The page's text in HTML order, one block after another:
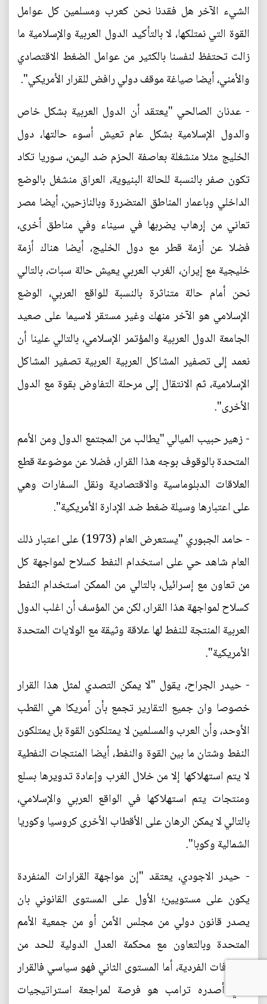
الشيء الآخر هل فقدنا نحن كعرب ومسلمين كل عوامل
القوة التي نمتلكها، لا بالتأكيد الدول العربية والإسلامية ما
زالت تحتفظ لنفسنا بالكثير من عوامل الضغط الاقتصادي
والأمني، أيضا صياغة موقف دولي رافض للقرار الأمريكي".
- عدنان الصالحي "يعتقد أن الدول العربية بشكل خاص
والدول الإسلامية بشكل عام تعيش أسوء حالتها، دول
الخليج مثلا منشغلة بعاصفة الحزم ضد اليمن، سوريا تكاد
تكون صفر بالنسبة للحالة البنيوية، العراق منشغل بالوضع
الداخلي وباعمار المناطق المتضررة وبالنازحين، أيضا مصر
تعاني من إرهاب يضربها في سيناء وفي مناطق أخرى،
فضلا عن أزمة قطر مع دول الخليج، أيضا هناك أزمة
خليجية مع إيران، الغرب العربي يعيش حالة سبات، بالتالي
نحن أمام حالة متناثرة بالنسبة للواقع العربي، الوضع
الإسلامي هو الآخر منهك وغير مستقر لاسيما على صعيد
الجامعة الدول العربية والمؤتمر الإسلامي، بالتالي علينا أن
نعمد إلى تصفير المشاكل العربية العربية تصفير المشاكل
الإسلامية، ثم الانتقال إلى مرحلة التفاوض بقوة مع الدول
الأخرى".
- زهير حبيب الميالي "يطالب من المجتمع الدول ومن الأمم
المتحدة بالوقوف بوجه هذا القرار، فضلا عن موضوعة قطع
العلاقات الدبلوماسية والاقتصادية ونقل السفارات وهي
على اعتبارها وسيلة ضغط ضد الإدارة الأمريكية".
- حامد الجبوري "يستعرض العام (1973) على اعتبار ذلك
العام شاهد حي على استخدام النفط كسلاح لمواجهة كل
من تعاون مع إسرائيل، بالتالي من الممكن استخدام النفط
كسلاح لمواجهة هذا القرار، لكن من المؤسف أن اغلب الدول
العربية المنتجة للنفط لها علاقة وثيقة مع الولايات المتحدة
الأمريكية".
- حيدر الجراح، يقول "لا يمكن التصدي لمثل هذا القرار
خصوصا وان جميع التقارير تجمع بأن أمريكا هي القطب
الأوحد، وأن العرب والمسلمين لا يمتلكون القوة بل يمتلكون
النفط وشتان ما بين القوة والنفط، أيضا المنتجات النفطية
لا يتم استهلاكها إلا من خلال الغرب وإعادة تدويرها بسلع
ومنتجات يتم استهلاكها في الواقع العربي والإسلامي،
بالتالي لا يمكن الرهان على الأقطاب الأخرى كروسيا وكوريا
الشمالية وكوبا".
- حيدر الاجودي، يعتقد "إن مواجهة القرارات المنفردة
يكون على مستويين؛ الأول على المستوى القانوني بان
يصدر قانون دولي من مجلس الأمن أو من جمعية الأمم
المتحدة وبالتعاون مع محكمة العدل الدولية للحد من
التصرفات الفردية، أما المستوى الثاني فهو سياسي فالقرار
الذي أصدره ترامب هو فرصة لمراجعة استراتيجيات